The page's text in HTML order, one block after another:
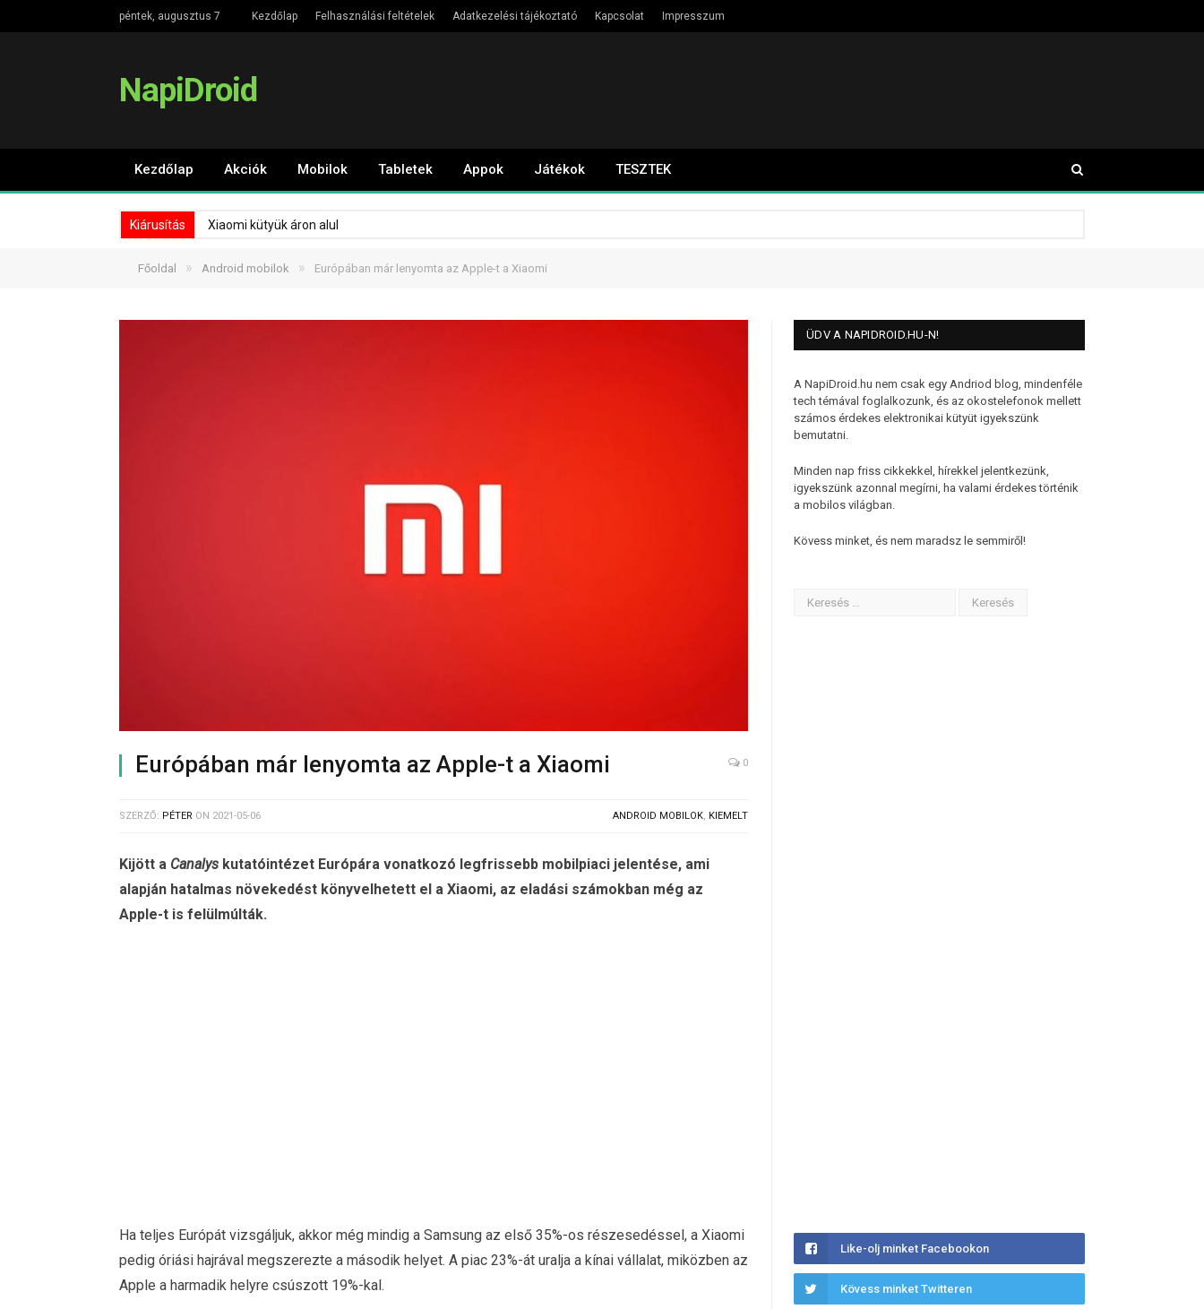
péntek, augusztus 7 Kezdőlap Felhasználási feltételek Adatkezelési tájékoztató Kapcsolat Impresszum
NapiDroid
Kezdőlap Akciók Mobilok Tabletek Appok Játékok TESZTEK
Kiárusítás Xiaomi kütyük áron alul
Főoldal » Android mobilok » Európában már lenyomta az Apple-t a Xiaomi
Európában már lenyomta az Apple-t a Xiaomi 0
SZERZŐ: PÉTER ON 2021-05-06 ANDROID MOBILOK, KIEMELT
Kijött a Canalys kutatóintézet Európára vonatkozó legfrissebb mobilpiaci jelentése, ami
alapján hatalmas növekedést könyvelhetett el a Xiaomi, az eladási számokban még az
Apple-t is felülmúlták.
Ha teljes Európát vizsgáljuk, akkor még mindig a Samsung az első 35%-os részesedéssel, a Xiaomi
pedig óriási hajrával megszerezte a második helyet. A piac 23%-át uralja a kínai vállalat, miközben az
Apple a harmadik helyre csúszott 19%-kal.
ÜDV A NAPIDROID.HU-N!
A NapiDroid.hu nem csak egy Andriod blog, mindenféle
tech témával foglalkozunk, és az okostelefonok mellett
számos érdekes elektronikai kütyüt igyekszünk
bemutatni.
Minden nap friss cikkekkel, hírekkel jelentkezünk,
igyekszünk azonnal megírni, ha valami érdekes történik
a mobilos világban.
Kövess minket, és nem maradsz le semmiről!
Like-olj minket Facebookon
Kövess minket Twitteren